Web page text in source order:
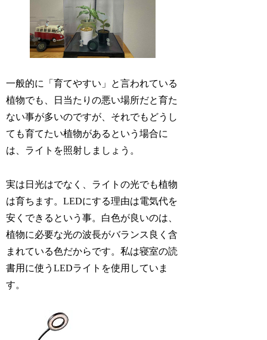
一般的に「育てやすい」と言われている
植物でも、日当たりの悪い場所だと育た
ない事が多いのですが、それでもどうし
ても育てたい植物があるという場合に
は、ライトを照射しましょう。
実は日光はでなく、ライトの光でも植物
は育ちます。LEDにする理由は電気代を
安くできるという事。白色が良いのは、
植物に必要な光の波長がバランス良く含
まれている色だからです。私は寝室の読
書用に使うLEDライトを使用していま
す。